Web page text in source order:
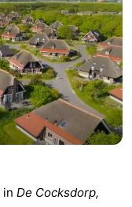
in De Cocksdorp,